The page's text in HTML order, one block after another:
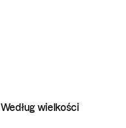
Według wielkości